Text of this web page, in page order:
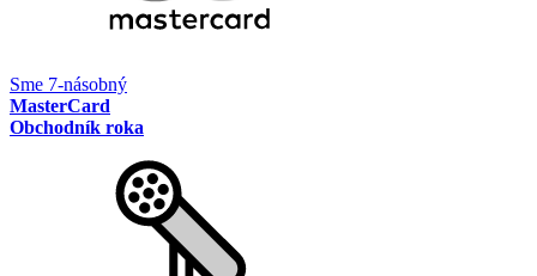
Sme 7-násobný
MasterCard
Obchodník roka